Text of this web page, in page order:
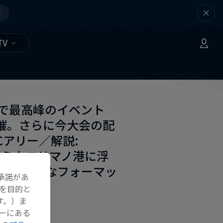
最高峰のイベント
。さらに今大会の配
リー／解説:
クロリマノ港に浮
の新たなフォーマッ
だ！？
諾があ
目的と
）ま
にある